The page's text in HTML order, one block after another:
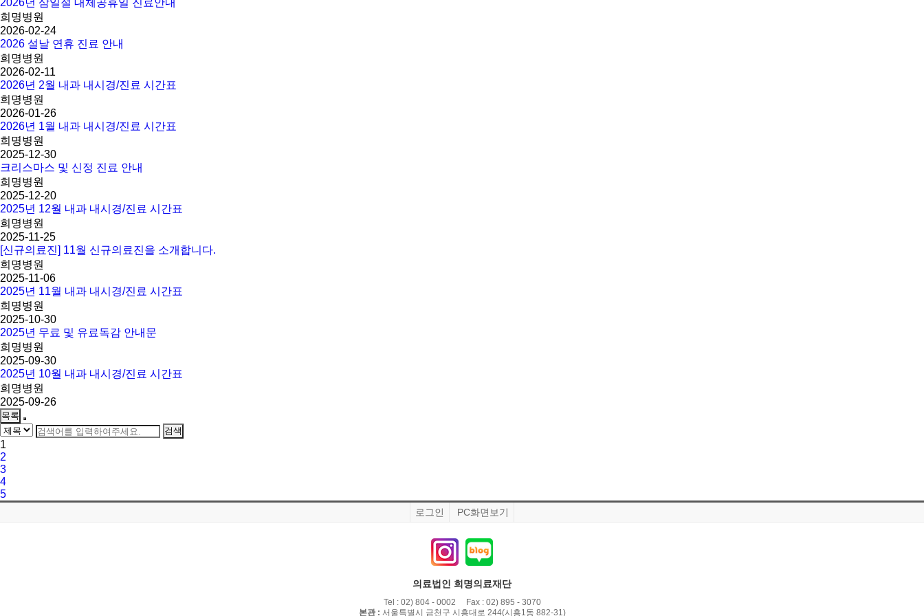
2026년 삼일절 대체공휴일 진료안내
희명병원
2026-02-24
2026 설날 연휴 진료 안내
희명병원
2026-02-11
2026년 2월 내과 내시경/진료 시간표
희명병원
2026-01-26
2026년 1월 내과 내시경/진료 시간표
희명병원
2025-12-30
크리스마스 및 신정 진료 안내
희명병원
2025-12-20
2025년 12월 내과 내시경/진료 시간표
희명병원
2025-11-25
[신규의료진] 11월 신규의료진을 소개합니다.
희명병원
2025-11-06
2025년 11월 내과 내시경/진료 시간표
희명병원
2025-10-30
2025년 무료 및 유료독감 안내문
희명병원
2025-09-30
2025년 10월 내과 내시경/진료 시간표
희명병원
2025-09-26
목록
1
2
3
4
5
로그인 PC화면보기
의료법인 희명의료재단
Tel : 02) 804 - 0002 Fax : 02) 895 - 3070
본관 : 서울특별시 금천구 시흥대로 244(시흥1동 882-31)